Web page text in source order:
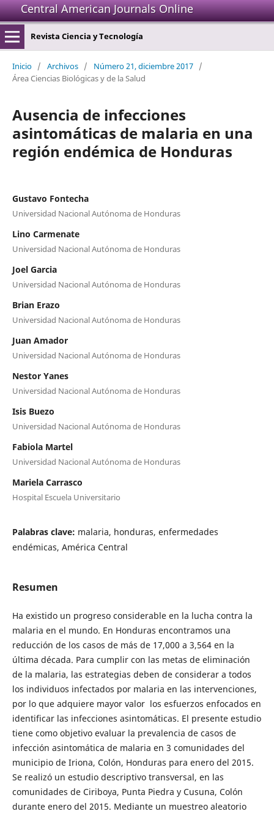
Central American Journals Online
Revista Ciencia y Tecnología
Inicio / Archivos / Número 21, diciembre 2017 /
Área Ciencias Biológicas y de la Salud
Ausencia de infecciones
asintomáticas de malaria en una
región endémica de Honduras
Gustavo Fontecha
Universidad Nacional Autónoma de Honduras
Lino Carmenate
Universidad Nacional Autónoma de Honduras
Joel Garcia
Universidad Nacional Autónoma de Honduras
Brian Erazo
Universidad Nacional Autónoma de Honduras
Juan Amador
Universidad Nacional Autónoma de Honduras
Nestor Yanes
Universidad Nacional Autónoma de Honduras
Isis Buezo
Universidad Nacional Autónoma de Honduras
Fabiola Martel
Universidad Nacional Autónoma de Honduras
Mariela Carrasco
Hospital Escuela Universitario
Palabras clave: malaria, honduras, enfermedades
endémicas, América Central
Resumen
Ha existido un progreso considerable en la lucha contra la
malaria en el mundo. En Honduras encontramos una
reducción de los casos de más de 17,000 a 3,564 en la
última década. Para cumplir con las metas de eliminación
de la malaria, las estrategias deben de considerar a todos
los individuos infectados por malaria en las intervenciones,
por lo que adquiere mayor valor los esfuerzos enfocados en
identificar las infecciones asintomáticas. El presente estudio
tiene como objetivo evaluar la prevalencia de casos de
infección asintomática de malaria en 3 comunidades del
municipio de Iriona, Colón, Honduras para enero del 2015.
Se realizó un estudio descriptivo transversal, en las
comunidades de Ciriboya, Punta Piedra y Cusuna, Colón
durante enero del 2015. Mediante un muestreo aleatorio